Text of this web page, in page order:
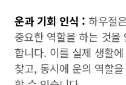
운과 기회 인식 : 하우절
중요한 역할을 하는 것
합니다. 이를 실제 생활
찾고, 동시에 운의 역할